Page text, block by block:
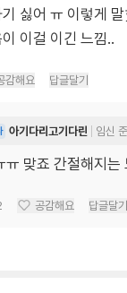
싫어 ㅠ 이렇게
이걸 이긴 느낌..
감해요 답글달기
아기다리고기다린 임신
ㅠ 맞죠 간절해지는
공감해요 답글달기